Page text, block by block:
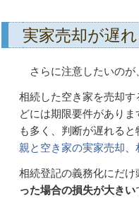
実家売却が遅
さらに注意したいのが
相続した空き家を売却
どには期限要件があり
も多く、判断が遅れる
親と空き家の実家売却
相続登記の義務化にだ
った場合の損失が大きい